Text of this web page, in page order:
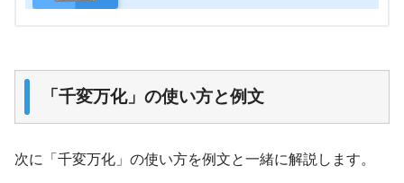
「千変万化」の使い方と例文
次に「千変万化」の使い方を例文と一緒に解説します。